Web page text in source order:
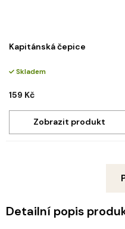
Kapitánská čepice
Skladem
159 Kč
Detailní popis